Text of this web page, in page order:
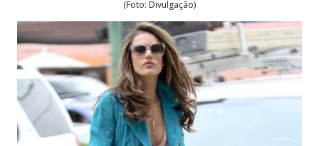
(Foto: Divulgação)